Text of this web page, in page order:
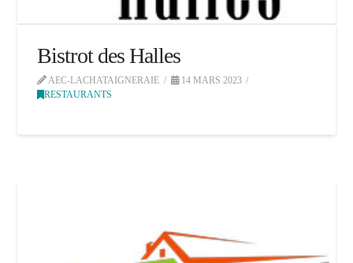
Bistrot des Halles
AEC-LACHATAIGNERAIE
14 MARS 2023
RESTAURANTS